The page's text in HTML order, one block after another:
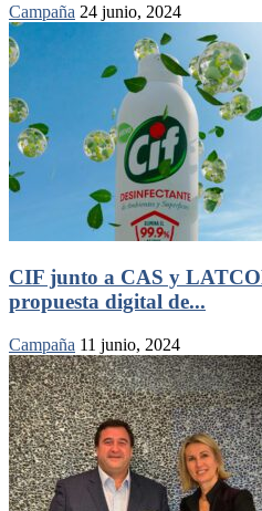
Campaña 24 junio, 2024
CIF junto a CAS y
propuesta digital de...
Campaña 11 junio, 2024